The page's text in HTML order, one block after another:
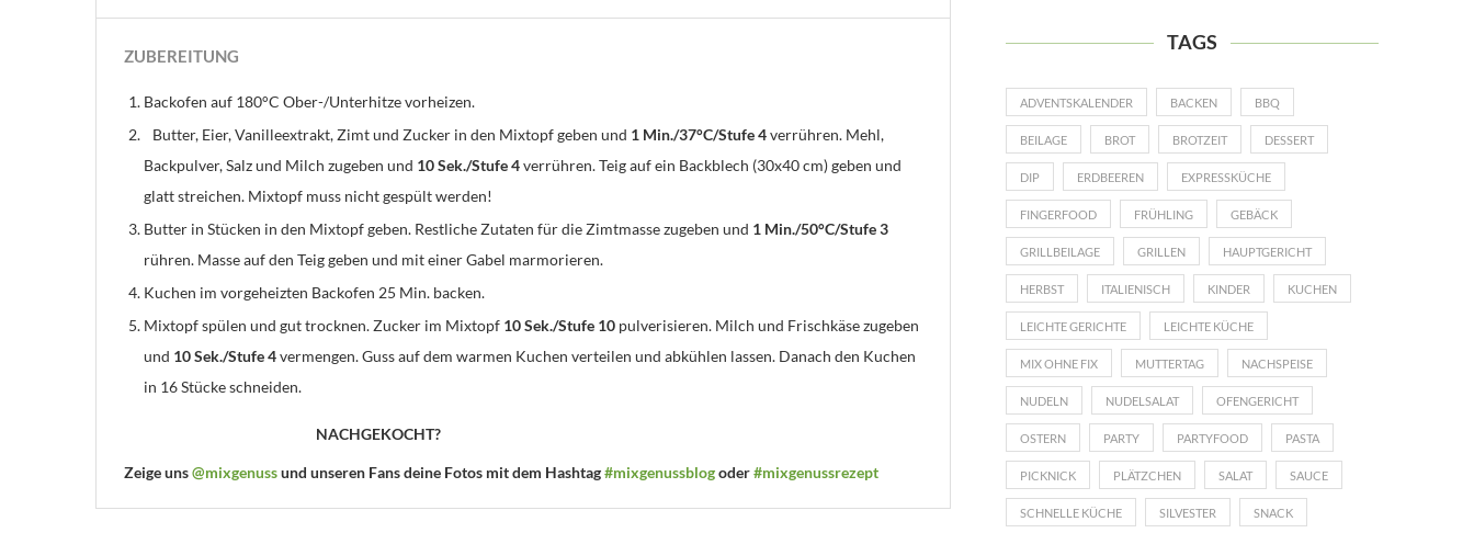
ZUBEREITUNG
Backofen auf 180°C Ober-/Unterhitze vorheizen.
Butter, Eier, Vanilleextrakt, Zimt und Zucker in den Mixtopf geben und 1 Min./37°C/Stufe 4verrühren. Mehl,
Backpulver, Salz und Milch zugeben und 10 Sek./Stufe 4verrühren. Teig auf ein Backblech (30x40 cm) geben und
glatt streichen. Mixtopf muss nicht gespült werden!
Butter in Stücken in den Mixtopf geben. Restliche Zutaten für die Zimtmasse zugeben und 1 Min./50°C/Stufe 3
rühren. Masse auf den Teig geben und mit einer Gabel marmorieren.
Kuchen im vorgeheizten Backofen 25 Min. backen.
Mixtopf spülen und gut trocknen. Zucker im Mixtopf 10 Sek./Stufe 10 pulverisieren. Milch und Frischkäse zugeben
und 10 Sek./Stufe 4vermengen. Guss auf dem warmen Kuchen verteilen und abkühlen lassen. Danach den Kuchen
in 16 Stücke schneiden.
NACHGEKOCHT?
Zeige uns@mixgenussund unseren Fans deine Fotos mit dem Hashtag#mixgenussblogoder#mixgenussrezept
TAGS
ADVENTSKALENDER BACKEN BBQ
BEILAGE BROT BROTZEIT DESSERT
DIP ERDBEEREN EXPRESSKÜCHE
FINGERFOOD FRÜHLING GEBÄCK
GRILLBEILAGE GRILLEN HAUPTGERICHT
HERBST ITALIENISCH KINDER KUCHEN
LEICHTE GERICHTE LEICHTE KÜCHE
MIX OHNE FIX MUTTERTAG NACHSPEISE
NUDELN NUDELSALAT OFENGERICHT
OSTERN PARTY PARTYFOOD PASTA
PICKNICK PLÄTZCHEN SALAT SAUCE
SCHNELLE KÜCHE SILVESTER SNACK